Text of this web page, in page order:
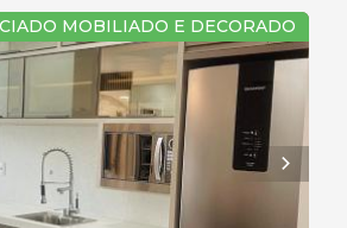
MOBILIADO E DECORADO